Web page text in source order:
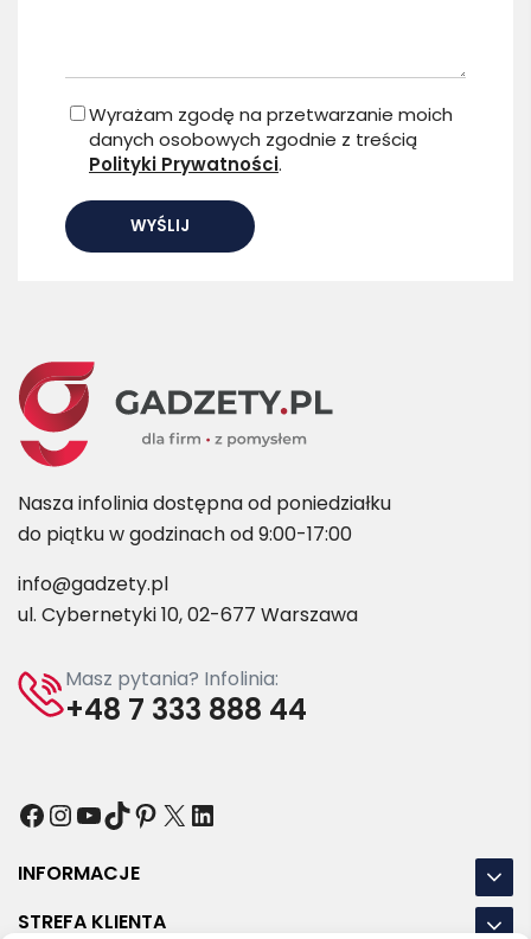
Wyrażam zgodę na przetwarzanie moich
danych osobowych zgodnie z treścią
Polityki Prywatności.
Nasza infolinia dostępna od poniedziałku
do piątku w godzinach od 9:00-17:00
info@gadzety.pl
ul. Cybernetyki 10, 02-677 Warszawa
Masz pytania? Infolinia:
+48 7 333 888 44
Facebook
Instagram
YouTube
TikTok
Pinterest
X LinkedIn
INFORMACJE
STREFA KLIENTA